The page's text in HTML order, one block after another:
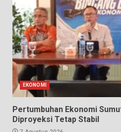
EKONOMI
Pertumbuhan Ekonomi
Diproyeksi Tetap Stabil